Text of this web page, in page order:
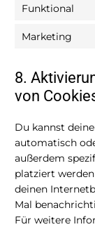
Funktional
Marketing
8.
von
Du kannst
automatisch
außerdem
platziert
deinen
Mal
Für weitere